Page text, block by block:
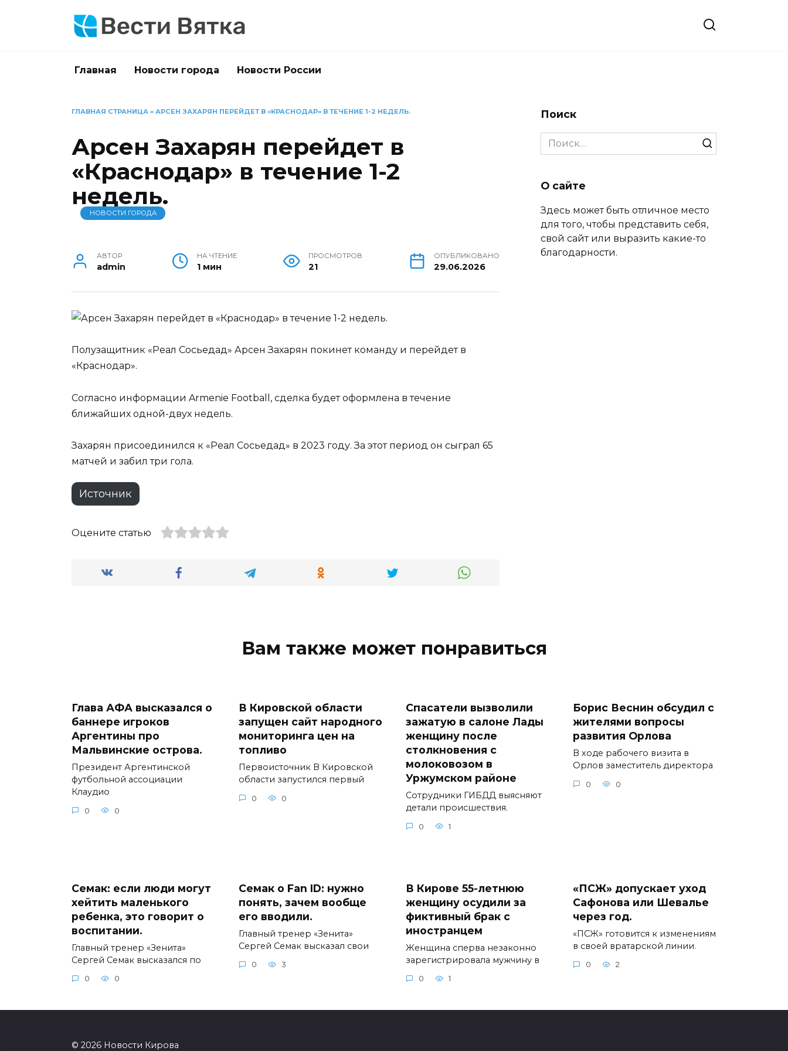
Главная Новости города Новости России
ГЛАВНАЯ СТРАНИЦА » АРСЕН ЗАХАРЯН ПЕРЕЙДЕТ В «КРАСНОДАР» В ТЕЧЕНИЕ 1-2 НЕДЕЛЬ.
Арсен Захарян перейдет в
«Краснодар» в течение 1-2
недель.
НОВОСТИ ГОРОДА
АВТОР
admin
НА ЧТЕНИЕ
1 мин
ПРОСМОТРОВ
21
ОПУБЛИКОВАНО
29.06.2026
Полузащитник «Реал Сосьедад» Арсен Захарян покинет команду и перейдет в
«Краснодар».
Согласно информации Armenie Football, сделка будет оформлена в течение
ближайших одной-двух недель.
Захарян присоединился к «Реал Сосьедад» в 2023 году. За этот период он сыграл 65
матчей и забил три гола.
Источник
Оцените статью
Поиск
Search
for:
О сайте
Здесь может быть отличное место
для того, чтобы представить себя,
свой сайт или выразить какие-то
благодарности.
Вам также может понравиться
Глава АФА высказался о
баннере игроков
Аргентины про
Мальвинские острова.
Президент Аргентинской
футбольной ассоциации
Клаудио
0 0
В Кировской области
запущен сайт народного
мониторинга цен на
топливо
Первоисточник В Кировской
области запустился первый
0 0
Спасатели вызволили
зажатую в салоне Лады
женщину после
столкновения с
молоковозом в
Уржумском районе
Сотрудники ГИБДД выясняют
детали происшествия.
0 1
Борис Веснин обсудил с
жителями вопросы
развития Орлова
В ходе рабочего визита в
Орлов заместитель директора
0 0
Семак: если люди могут
хейтить маленького
ребенка, это говорит о
воспитании.
Главный тренер «Зенита»
Сергей Семак высказался по
0 0
Семак о Fan ID: нужно
понять, зачем вообще
его вводили.
Главный тренер «Зенита»
Сергей Семак высказал свои
0 3
В Кирове 55-летнюю
женщину осудили за
фиктивный брак с
иностранцем
Женщина сперва незаконно
зарегистрировала мужчину в
0 1
«ПСЖ» допускает уход
Сафонова или Шевалье
через год.
«ПСЖ» готовится к изменениям
в своей вратарской линии.
0 2
© 2026 Новости Кирова